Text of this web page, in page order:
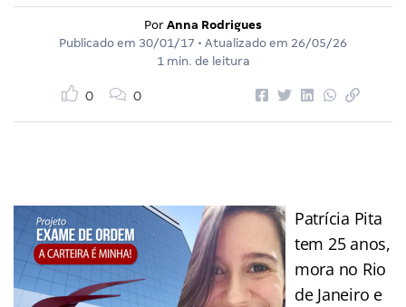
Por Anna Rodrigues
Publicado em 30/01/17 • Atualizado em 26/05/26
1 min. de leitura
0 0
Patrícia Pita
tem 25 anos,
mora no Rio
de Janeiro e